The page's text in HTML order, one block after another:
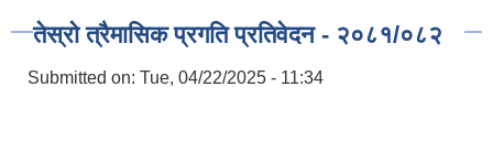
तेस्रो त्रैमासिक प्रगति प्रतिवेदन - २०८१/०८२
Submitted on: Tue, 04/22/2025 - 11:34